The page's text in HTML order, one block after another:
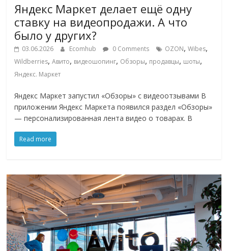
Яндекс Маркет делает ещё одну
ставку на видеопродажи. А что
было у других?
03.06.2026 Ecomhub 0 Comments OZON,Wibes,
Wildberries,Авито, видеошопинг, Обзоры, продавцы, шоты,
Яндекс. Маркет
Яндекс Маркет запустил «Обзоры» с видеоотзывами В
приложении Яндекс Маркета появился раздел «Обзоры»
— персонализированная лента видео о товарах. В
Read more